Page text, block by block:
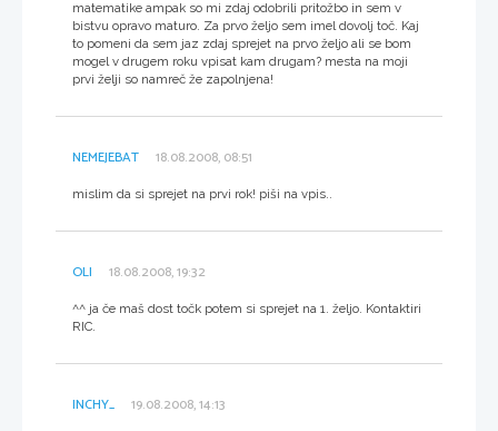
matematike ampak so mi zdaj odobrili pritožbo in sem v
bistvu opravo maturo. Za prvo željo sem imel dovolj toč. Kaj
to pomeni da sem jaz zdaj sprejet na prvo željo ali se bom
mogel v drugem roku vpisat kam drugam? mesta na moji
prvi želji so namreč že zapolnjena!
NEMEJEBAT 18.08.2008, 08:51
mislim da si sprejet na prvi rok! piši na vpis..
OLI 18.08.2008, 19:32
^^ ja če maš dost točk potem si sprejet na 1. željo. Kontaktiri
RIC.
INCHY_ 19.08.2008, 14:13